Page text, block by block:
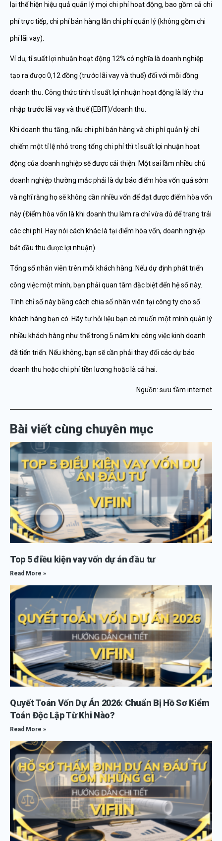
lại thể hiện hiệu quả quản lý mọi chi phí hoạt động, bao gồm cả chi
phí trực tiếp, chi phí bán hàng lẫn chi phí quản lý (không gồm chi
phí lãi vay).
Ví dụ, tỉ suất lợi nhuận hoạt động 12% có nghĩa là doanh nghiệp
tạo ra được 0,12 đồng (trước lãi vay và thuế) đối với mỗi đồng
doanh thu. Công thức tính tỉ suất lợi nhuận hoạt động là lấy thu
nhập trước lãi vay và thuế (EBIT)/doanh thu.
Khi doanh thu tăng, nếu chi phí bán hàng và chi phí quản lý chỉ
chiếm một tỉ lệ nhỏ trong tổng chi phí thì tỉ suất lợi nhuận hoạt
động của doanh nghiệp sẽ được cải thiện. Một sai lầm nhiều chủ
doanh nghiệp thường mắc phải là dự báo điểm hòa vốn quá sớm
và nghĩ rằng họ sẽ không cần nhiều vốn để đạt được điểm hòa vốn
này (Điểm hòa vốn là khi doanh thu làm ra chỉ vừa đủ để trang trải
các chi phí. Hay nói cách khác là tại điểm hòa vốn, doanh nghiệp
bắt đầu thu được lợi nhuận).
Tổng số nhân viên trên mỗi khách hàng: Nếu dự định phát triển
công việc một mình, bạn phải quan tâm đặc biệt đến hệ số này.
Tính chỉ số này bằng cách chia số nhân viên tại công ty cho số
khách hàng bạn có. Hãy tự hỏi liệu bạn có muốn một mình quản lý
nhiều khách hàng như thế trong 5 năm khi công việc kinh doanh
đã tiến triển. Nếu không, bạn sẽ cần phải thay đổi các dự báo
doanh thu hoặc chi phí tiền lương hoặc là cả hai.
Nguồn: sưu tầm internet
Bài viết cùng chuyên mục
Top 5 điều kiện vay vốn dự án đầu tư
Read More »
Quyết Toán Vốn Dự Án 2026: Chuẩn Bị Hồ Sơ Kiểm
Toán Độc Lập Từ Khi Nào?
Read More »